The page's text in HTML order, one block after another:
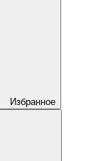
Избранное